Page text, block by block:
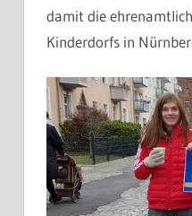
damit die
Kinderdorfs in